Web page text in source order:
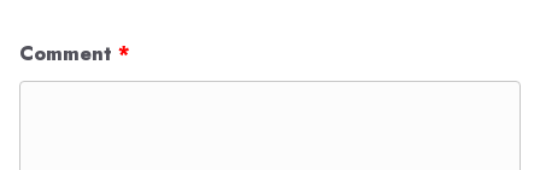
Comment *